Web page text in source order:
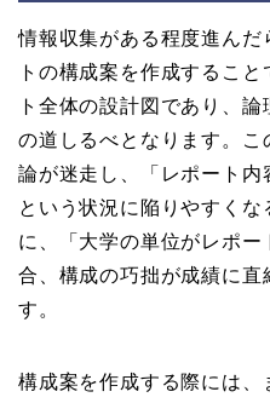
情報収集がある程度進んだ
トの構成案を作成するこ
ト全体の設計図であり、
の道しるべとなります。こ
論が迷走し、「レポート
という状況に陥りやすく
に、「大学の単位がレポ
合、構成の巧拙が成績に直
す。
構成案を作成する際には、